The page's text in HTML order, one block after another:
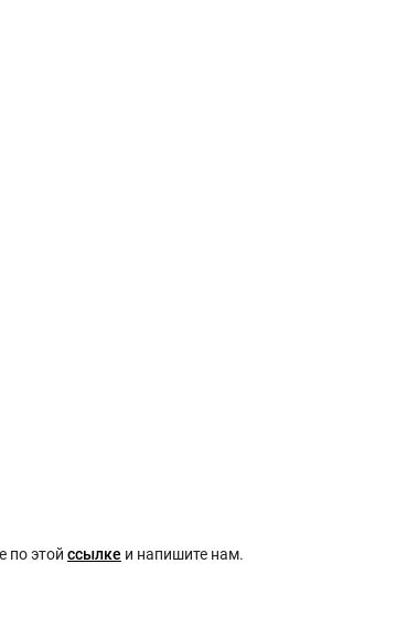
по этой ссылке и напишите нам.